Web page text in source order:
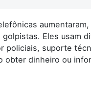
Eles usam
policiais, suporte
obter dinheiro ou